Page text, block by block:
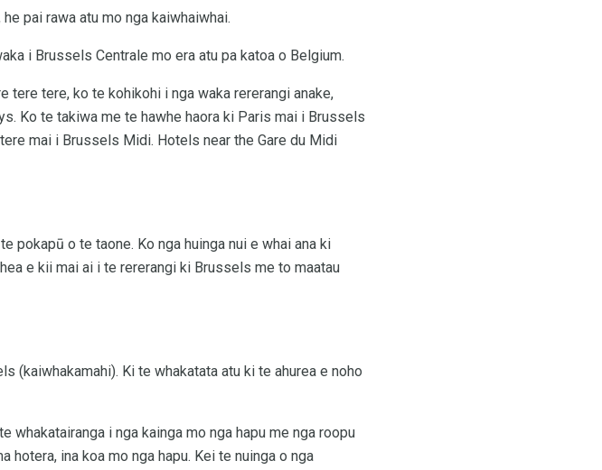
he pai rawa atu mo nga kaiwhaiwhai.
i Brussels Centrale mo era atu pa katoa o Belgium.
tere tere, ko te kohikohi i nga waka rererangi anake,
Ko te takiwa me te hawhe haora ki Paris mai i Brussels
mai i Brussels Midi. Hotels near the Gare du Midi
pokapū o te taone. Ko nga huinga nui e whai ana ki
e kii mai ai i te rererangi ki Brussels me to maatau
(kaiwhakamahi). Ki te whakatata atu ki te ahurea e noho
whakatairanga i nga kainga mo nga hapu me nga roopu
hotera, ina koa mo nga hapu. Kei te nuinga o nga